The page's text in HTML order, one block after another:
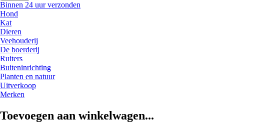
Binnen 24 uur verzonden
Hond
Kat
Dieren
Veehouderij
De boerderij
Ruiters
Buiteninrichting
Planten en natuur
Uitverkoop
Merken
Toevoegen aan winkelwagen...